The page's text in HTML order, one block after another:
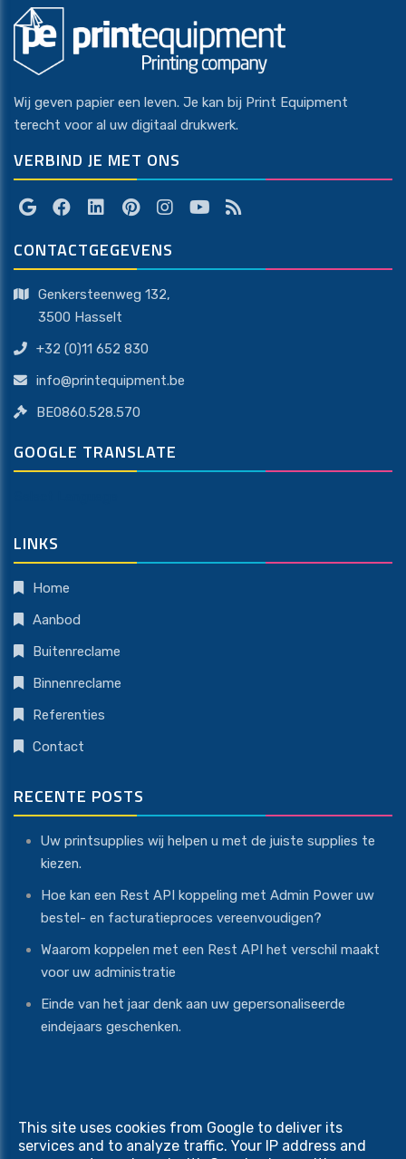
Wij geven papier een leven. Je kan bij Print Equipment
terecht voor al uw digitaal drukwerk.
VERBIND JE MET ONS
CONTACTGEGEVENS
Genkersteenweg 132,
​​​​​​​3500 Hasselt
+32 (0)11 652 830
info@printequipment.be
BE0860.528.570
GOOGLE TRANSLATE
LINKS
Home
Aanbod
Buitenreclame
Binnenreclame
Referenties
Contact
RECENTE POSTS
Uw printsupplies wij helpen u met de juiste supplies te
kiezen.
Hoe kan een Rest API koppeling met Admin Power uw
bestel- en facturatieproces vereenvoudigen?
Waarom koppelen met een Rest API het verschil maakt
voor uw administratie
Einde van het jaar denk aan uw gepersonaliseerde
eindejaars geschenken.
Copyright © 2026 Print Equipment. All rights reserved
Privacy & Cookies |UP-TO-DATE WebDesign
This site uses cookies from Google to deliver its
services and to analyze traffic. Your IP address and